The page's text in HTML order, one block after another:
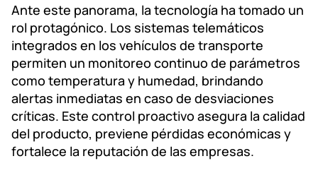
Ante este panorama, la tecnología ha tomado un
rol protagónico. Los sistemas telemáticos
integrados en los vehículos de transporte
permiten un monitoreo continuo de parámetros
como temperatura y humedad, brindando
alertas inmediatas en caso de desviaciones
críticas. Este control proactivo asegura la calidad
del producto, previene pérdidas económicas y
fortalece la reputación de las empresas.